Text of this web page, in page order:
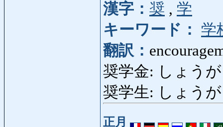
漢字： 奨 , 学
キーワード：
学
翻訳：
奨学金: しょう
奨学生: しょう
正月